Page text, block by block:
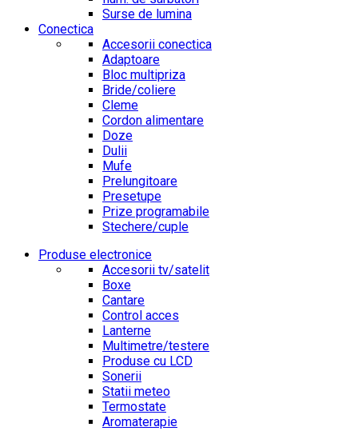
Surse de lumina
Conectica
Accesorii conectica
Adaptoare
Bloc multipriza
Bride/coliere
Cleme
Cordon alimentare
Doze
Dulii
Mufe
Prelungitoare
Presetupe
Prize programabile
Stechere/cuple
Produse electronice
Accesorii tv/satelit
Boxe
Cantare
Control acces
Lanterne
Multimetre/testere
Produse cu LCD
Sonerii
Statii meteo
Termostate
Aromaterapie